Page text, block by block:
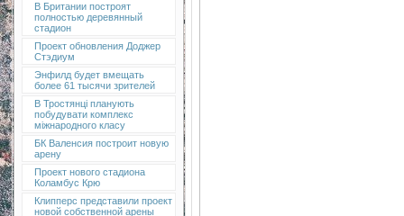
В Британии построят
полностью деревянный
стадион
Проект обновления Доджер
Стэдиум
Энфилд будет вмещать
более 61 тысячи зрителей
В Тростянці планують
побудувати комплекс
міжнародного класу
БК Валенсия построит новую
арену
Проект нового стадиона
Коламбус Крю
Клипперс представили проект
новой собственной арены